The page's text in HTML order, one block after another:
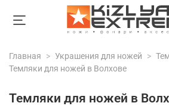
Главная Украшения для ножей
Темляки для ножей в Волхове
Темляки для ножей в